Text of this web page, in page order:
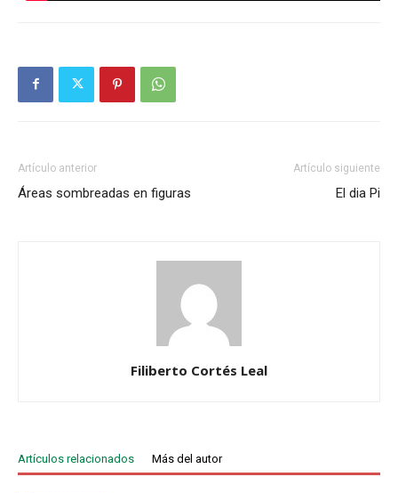
Artículo anterior
Áreas sombreadas en figuras
Artículo siguiente
El dia Pi
Filiberto Cortés Leal
Artículos relacionados Más del autor